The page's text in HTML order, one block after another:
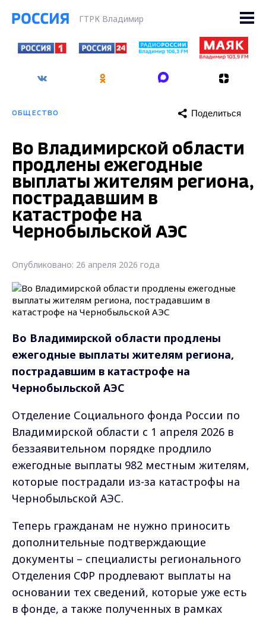
ГТРК Владимир
ОБЩЕСТВО Поделиться
Во Владимирской области
продлены ежегодные
выплаты жителям региона,
пострадавшим в
катастрофе на
Чернобыльской АЭС
Опубликовано: 26 апреля 2026 года
Во Владимирской области продлены
ежегодные выплаты жителям региона,
пострадавшим в катастрофе на
Чернобыльской АЭС
Отделение Социального фонда России по
Владимирской области с 1 апреля 2026 в
беззаявительном порядке продлило
ежегодные выплаты 982 местным жителям,
которые пострадали из-за катастрофы на
Чернобыльской АЭС.
Теперь гражданам не нужно приносить
дополнительные подтверждающие
документы – специалисты регионального
Отделения СФР продлевают выплаты на
основании тех сведений, которые уже есть
в фонде, а также полученных в рамках